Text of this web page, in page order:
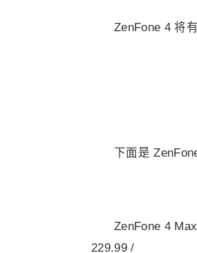
ZenFone 4 将
下面是
ZenFone 4
229.99 /